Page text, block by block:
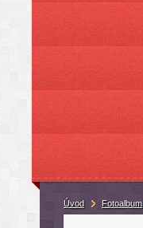
Úvod Fotoalbum